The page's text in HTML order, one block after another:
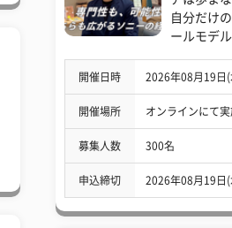
自分だけ
ールモデル
開催日時 2026年08月19日
開催場所 オンラインにて実
募集人数 300名
申込締切 2026年08月19日(